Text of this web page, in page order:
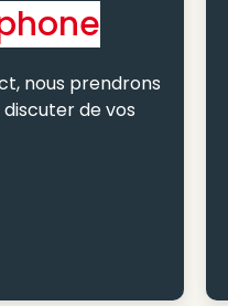
nous prendrons
de vos